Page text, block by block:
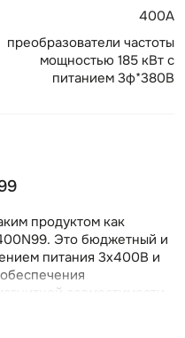
400А
преобразователи частоты
мощностью 185 кВт с
питанием 3ф*380В
продуктом как
Это бюджетный и
питания 3х400В и
совместимости
определенных мер,
радиочастотного